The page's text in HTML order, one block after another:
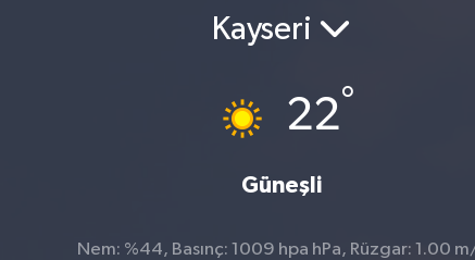
Kayseri
22°
Güneşli
Nem: %44, Basınç: 1009 hpa hPa, Rüzgar: 1.00